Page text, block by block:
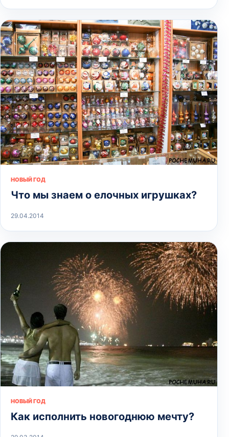
НОВЫЙ ГОД
Что мы знаем о елочных игрушках?
29.04.2014
НОВЫЙ ГОД
Как исполнить новогоднюю мечту?